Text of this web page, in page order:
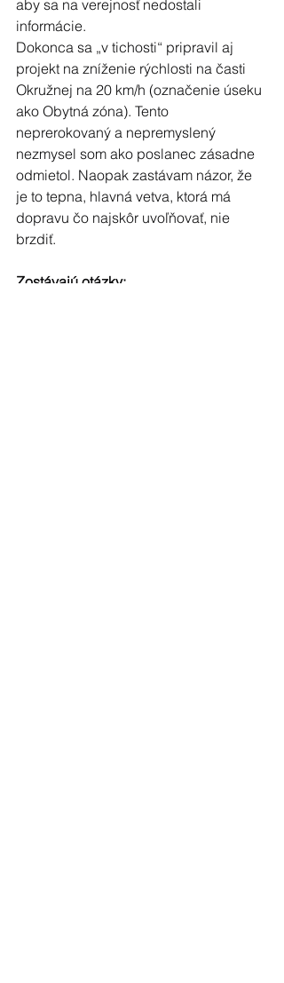
aby sa na verejnosť nedostali
informácie.
Dokonca sa „v tichosti“ pripravil aj
projekt na zníženie rýchlosti na časti
Okružnej na 20 km/h (označenie úseku
ako Obytná zóna). Tento
neprerokovaný a nepremyslený
nezmysel som ako poslanec zásadne
odmietol. Naopak zastávam názor, že
je to tepna, hlavná vetva, ktorá má
dopravu čo najskôr uvoľňovať, nie
brzdiť.
Zostávajú otázky: